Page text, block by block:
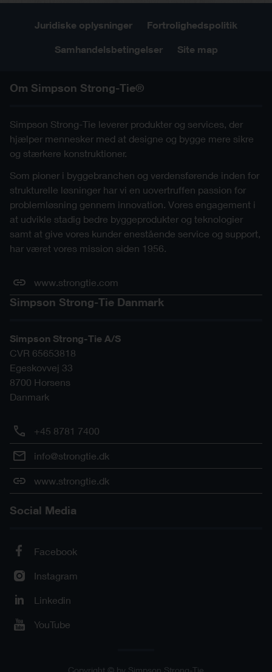
Juridiske oplysninger Fortrolighedspolitik
Samhandelsbetingelser Site map
Om Simpson Strong-Tie®
Simpson Strong-Tie leverer produkter og services, der
hjælper mennesker med at designe og bygge mere sikre
og stærkere konstruktioner.
Som pioner i byggebranchen og verdensførende inden for
strukturelle løsninger har vi en uovertruffen passion for
problemløsning gennem innovation. Vores engagement i
at udvikle stadig bedre byggeprodukter og teknologier
samt at give vores kunder enestående service og support,
har været vores mission siden 1956.
www.strongtie.com
Simpson Strong-Tie Danmark
Simpson Strong-Tie A/S
CVR 65653818
Egeskovvej 33
8700 Horsens
Danmark
+45 8781 7400
info@strongtie.dk
www.strongtie.dk
Social Media
Facebook
Instagram
Linkedin
YouTube